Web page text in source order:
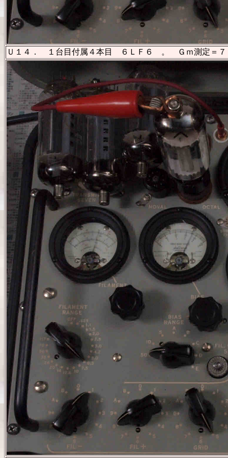
Ｕ１４． １台目付属４本目 ６ＬＦ６ 。 Ｇｍ測定＝７